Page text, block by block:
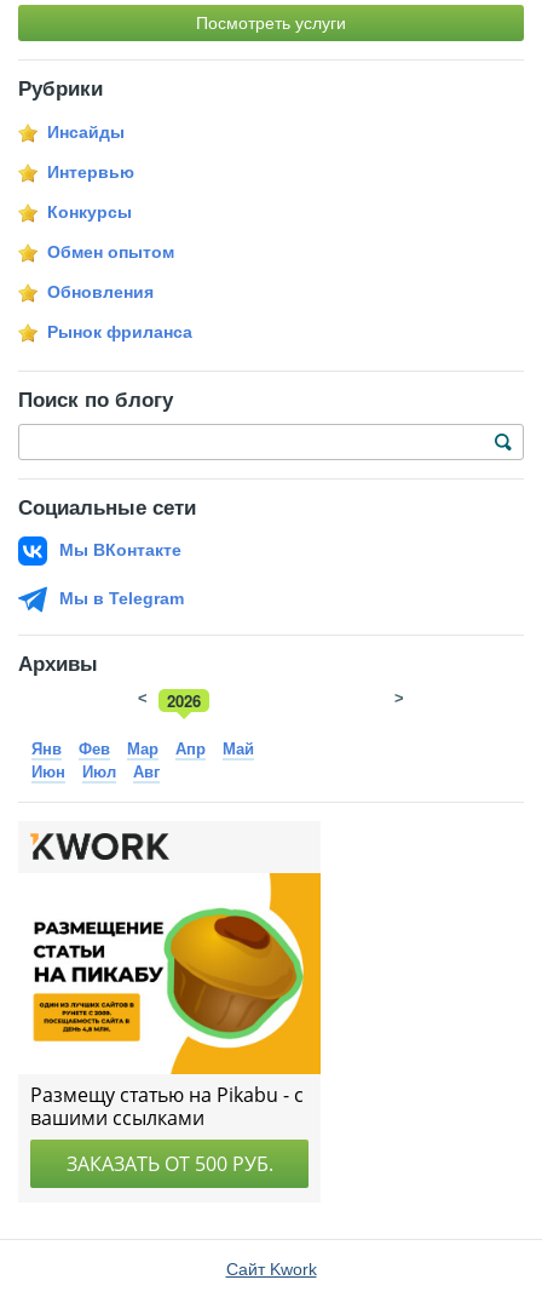
Посмотреть услуги
Рубрики
Инсайды
Интервью
Конкурсы
Обмен опытом
Обновления
Рынок фриланса
Поиск по блогу
Социальные сети
Мы ВКонтакте
Мы в Telegram
Архивы
2026
2025
< >
Янв Фев Мар Апр
Май
Июн
Июл Авг
Сайт Kwork